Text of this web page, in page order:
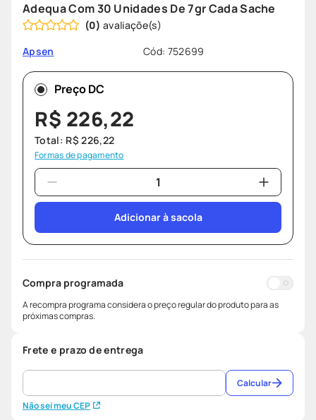
7º
protetor solar
8º
desodorante
9º
fralda pampers
10º
Adequa Com 30 Unidades De 7gr Cada Sache
(0)
Apsen
Cód: 752699
Preço DC
R$ 226,22
Total: R$ 226,22
Formas de pagamento
Adicionar à sacola
Compra programada
A recompra programa considera o preço regular do produto para as
próximas compras.
Frete e prazo de entrega
Não sei meu CEP
Calcular